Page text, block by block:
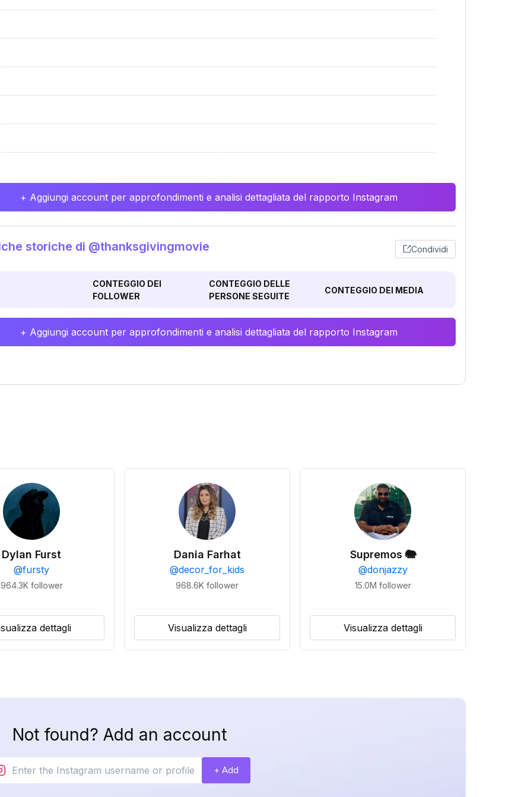
+ Aggiungi account per approfondimenti e analisi dettagliata del rapporto Instagram
storiche di @thanksgivingmovie Condividi
CONTEGGIO DEI
FOLLOWER
CONTEGGIO DELLE
PERSONE SEGUITE
CONTEGGIO DEI MEDIA
+ Aggiungi account per approfondimenti e analisi dettagliata del rapporto Instagram
Dylan Furst
@fursty
964.3K follower
dettagli
Dania Farhat
@decor_for_kids
968.6K follower
Visualizza dettagli
Supremos 🐘
@donjazzy
15.0M follower
Visualizza dettagli
Not found? Add an account
+ Add